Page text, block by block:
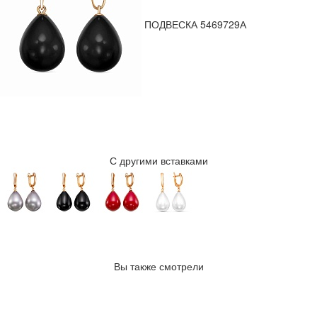
ПОДВЕСКА 5469729А
С другими вставками
Вы также смотрели